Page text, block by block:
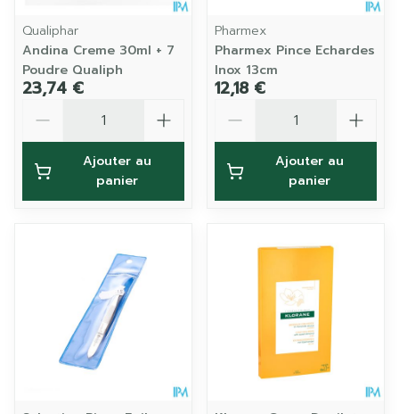
Qualiphar
Andina Creme 30ml + 7
Poudre Qualiph
23,74 €
Ajouter au
panier
Pharmex
Pharmex Pince Echardes
Inox 13cm
12,18 €
Ajouter au
panier